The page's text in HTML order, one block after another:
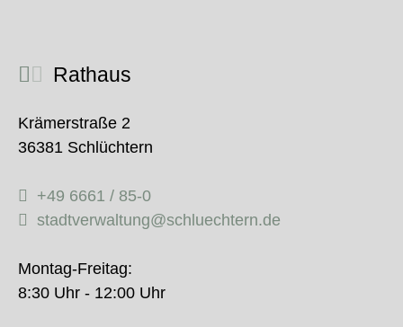
Rathaus
Krämerstraße 2
36381 Schlüchtern
+49 6661 / 85-0
stadtverwaltung@schluechtern.de
Montag-Freitag:
8:30 Uhr - 12:00 Uhr